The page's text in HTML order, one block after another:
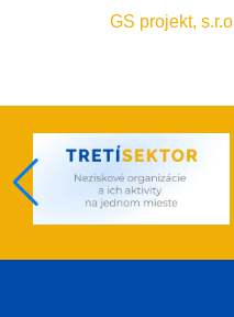
GS projekt, s.r.o